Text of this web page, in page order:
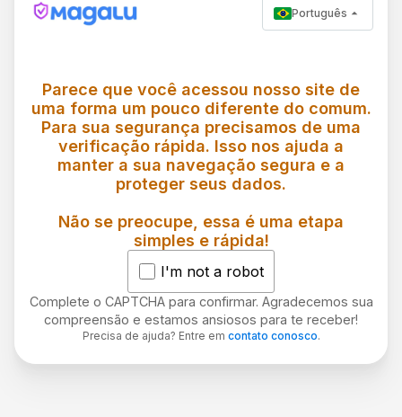
Português
Parece que você acessou nosso site de
uma forma um pouco diferente do comum.
Para sua segurança precisamos de uma
verificação rápida. Isso nos ajuda a
manter a sua navegação segura e a
proteger seus dados.
Não se preocupe, essa é uma etapa
simples e rápida!
I'm not a robot
Complete o CAPTCHA para confirmar. Agradecemos sua
compreensão e estamos ansiosos para te receber!
Precisa de ajuda? Entre em contato conosco.